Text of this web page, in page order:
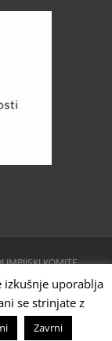
KOMITE ,
| Powered by
izkušnje uporablja
se strinjate z
Zavrni